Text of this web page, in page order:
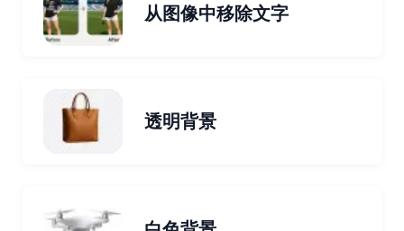
从图像中移除文字
透明背景